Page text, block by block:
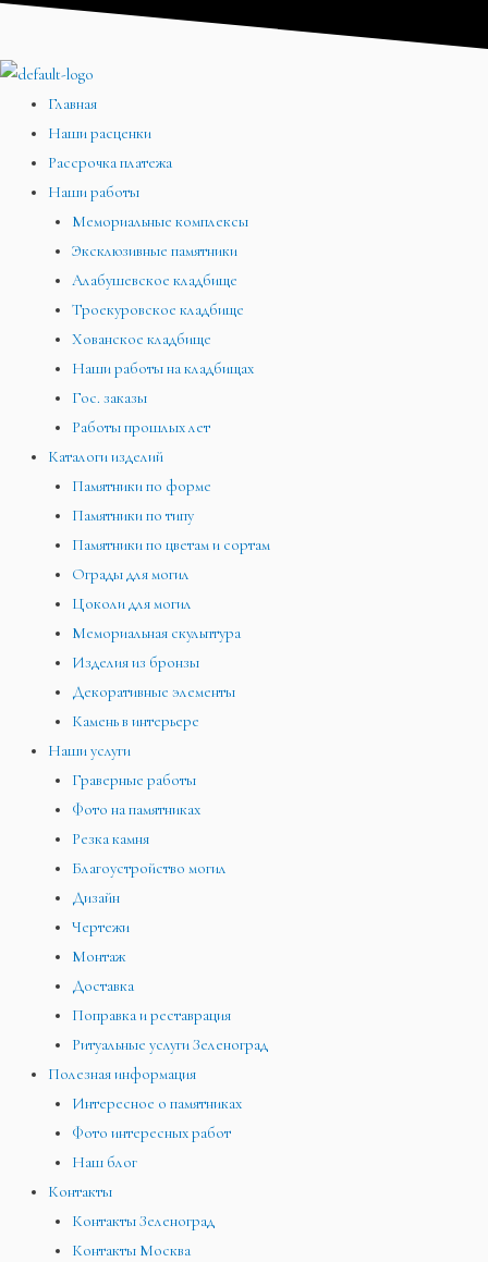
Перейти
содержимому
Главная
Наши расценки
Рассрочка платежа
Наши работы
Мемориальные комплексы
Эксклюзивные памятники
Алабушевское кладбище
Троекуровское кладбище
Хованское кладбище
Наши работы на кладбищах
Гос. заказы
Работы прошлых лет
Каталоги изделий
Памятники по форме
Памятники по типу
Памятники по цветам и сортам
Ограды для могил
Цоколи для могил
Мемориальная скульптура
Изделия из бронзы
Декоративные элементы
Камень в интерьере
Наши услуги
Граверные работы
Фото на памятниках
Резка камня
Благоустройство могил
Дизайн
Чертежи
Монтаж
Доставка
Поправка и реставрация
Ритуальные услуги Зеленоград
Полезная информация
Интересное о памятниках
Фото интересных работ
Наш блог
Контакты
Контакты Зеленоград
Контакты Москва